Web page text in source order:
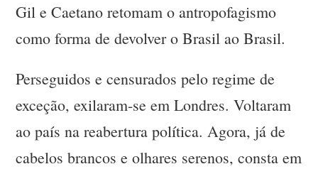
Gil e Caetano retomam o antropofagismo
como forma de devolver o Brasil ao Brasil.
Perseguidos e censurados pelo regime de
exceção, exilaram-se em Londres. Voltaram
ao país na reabertura política. Agora, já de
cabelos brancos e olhares serenos, consta em